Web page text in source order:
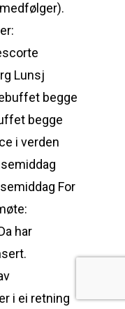
Lunsj
begge
begge
i verden
For
har
i ei retning